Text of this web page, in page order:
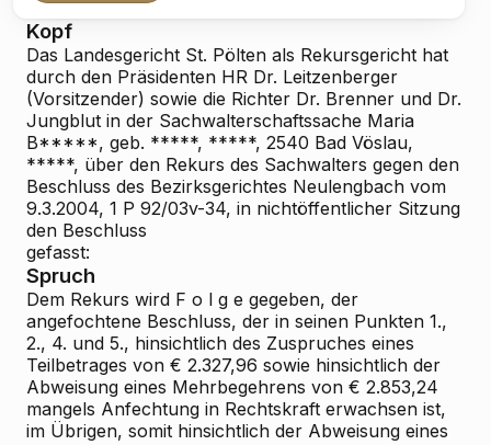
Kopf
Das Landesgericht St. Pölten als Rekursgericht hat
durch den Präsidenten HR Dr. Leitzenberger
(Vorsitzender) sowie die Richter Dr. Brenner und Dr.
Jungblut in der Sachwalterschaftssache Maria
B*****, geb. *****, *****, 2540 Bad Vöslau,
*****, über den Rekurs des Sachwalters gegen den
Beschluss des Bezirksgerichtes Neulengbach vom
9.3.2004, 1 P 92/03v-34, in nichtöffentlicher Sitzung
den Beschluss
gefasst:
Spruch
Dem Rekurs wird F o l g e gegeben, der
angefochtene Beschluss, der in seinen Punkten 1.,
2., 4. und 5., hinsichtlich des Zuspruches eines
Teilbetrages von € 2.327,96 sowie hinsichtlich der
Abweisung eines Mehrbegehrens von € 2.853,24
mangels Anfechtung in Rechtskraft erwachsen ist,
im Übrigen, somit hinsichtlich der Abweisung eines